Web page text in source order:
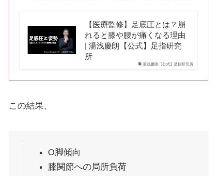
湯浅慶朗【公式】足指研究所
【医療監修】足底圧とは？崩
れると膝や腰が痛くなる理由
| 湯浅慶朗【公式】足指研究
所
この結果、
O脚傾向
膝関節への局所負荷